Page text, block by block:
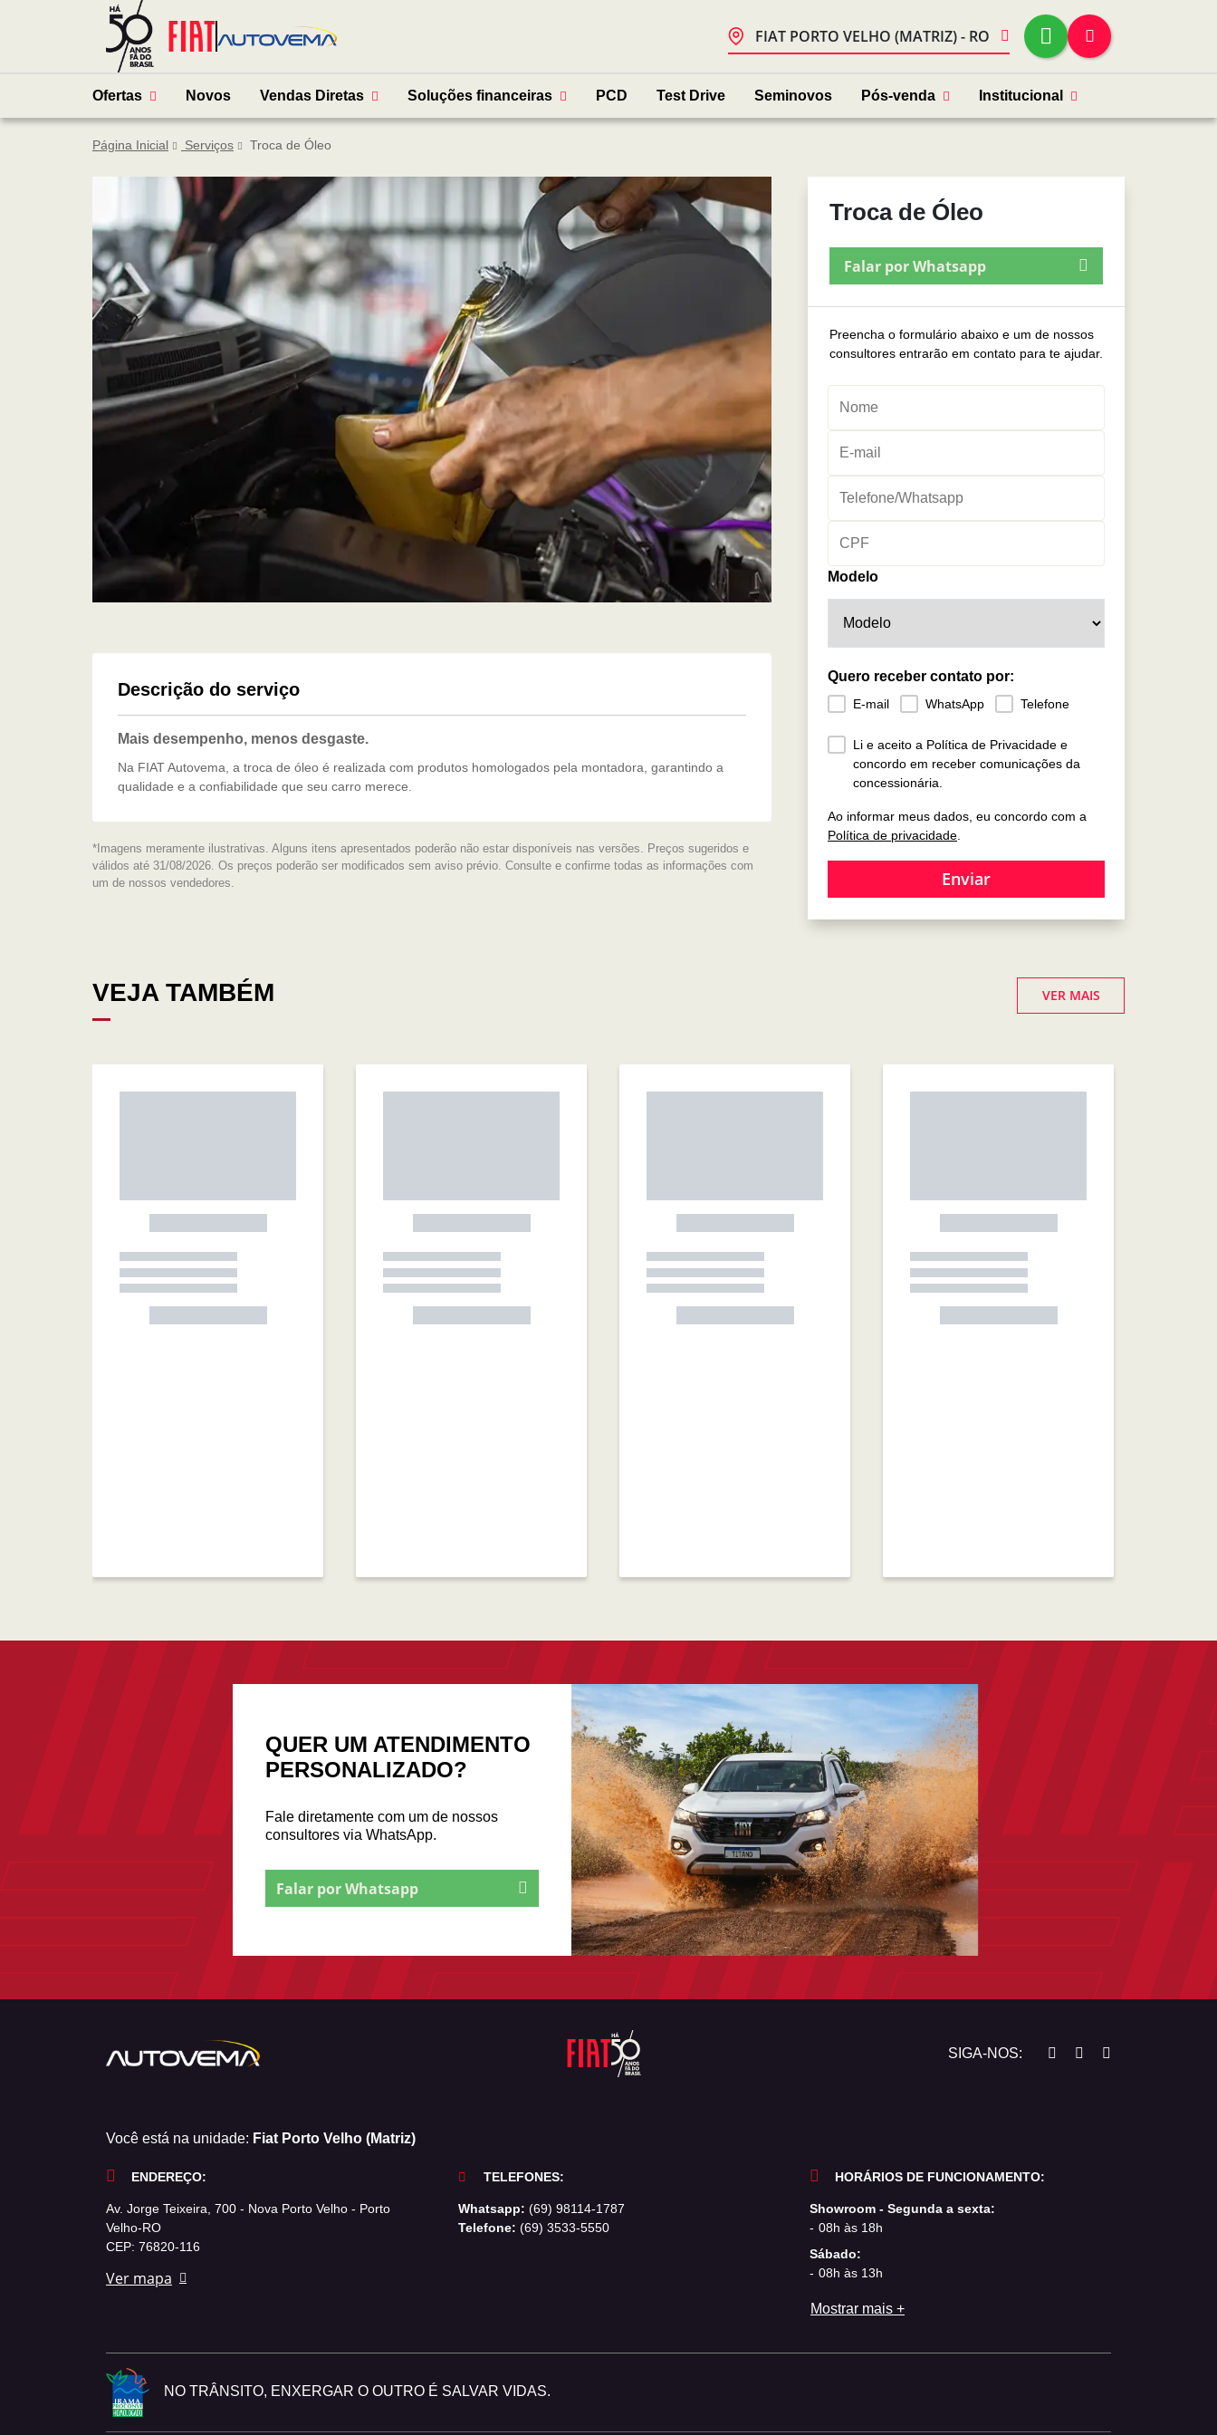
FIAT PORTO VELHO (MATRIZ) - RO
Ofertas Novos Vendas Diretas Soluções financeiras PCD Test Drive Seminovos Pós-venda Institucional
Página Inicial Serviços Troca de Óleo
Troca de Óleo
Falar por Whatsapp
Preencha o formulário abaixo e um de nossos
consultores entrarão em contato para te ajudar.
Modelo
Quero receber contato por:
E-mail WhatsApp Telefone
Li e aceito a Política de Privacidade e
concordo em receber comunicações da
concessionária.
Ao informar meus dados, eu concordo com a
Política de privacidade.
Enviar
Descrição do serviço
Mais desempenho, menos desgaste.
Na FIAT Autovema, a troca de óleo é realizada com produtos homologados pela montadora, garantindo a
qualidade e a confiabilidade que seu carro merece.
*Imagens meramente ilustrativas. Alguns itens apresentados poderão não estar disponíveis nas versões. Preços sugeridos e
válidos até 31/08/2026. Os preços poderão ser modificados sem aviso prévio. Consulte e confirme todas as informações com
um de nossos vendedores.
VEJA TAMBÉM VER MAIS
QUER UM ATENDIMENTO
PERSONALIZADO?
Fale diretamente com um de nossos
consultores via WhatsApp.
Falar por Whatsapp
SIGA-NOS:
Você está na unidade: Fiat Porto Velho (Matriz)
ENDEREÇO:
Av. Jorge Teixeira, 700 - Nova Porto Velho - Porto
Velho-RO
CEP: 76820-116
Ver mapa
TELEFONES:
Whatsapp: (69) 98114-1787
Telefone: (69) 3533-5550
HORÁRIOS DE FUNCIONAMENTO:
Showroom - Segunda a sexta:
08h às 18h
Sábado:
08h às 13h
Mostrar mais +
NO TRÂNSITO, ENXERGAR O OUTRO É SALVAR VIDAS.